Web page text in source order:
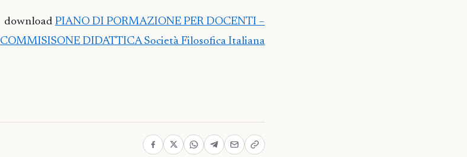
download PIANO DI PORMAZIONE PER DOCENTI –
COMMISISONE DIDATTICA Società Filosofica Italiana